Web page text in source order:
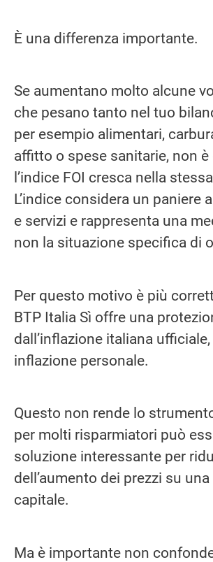
È una differenza importante.
Se aumentano molto alcune
che pesano tanto nel tuo
per esempio alimentari,
affitto o spese sanitarie, non
l’indice FOI cresca nella
L’indice considera un paniere
e servizi e rappresenta una
non la situazione specifica di
Per questo motivo è più
BTP Italia Sì offre una
dall’inflazione italiana
inflazione personale.
Questo non rende lo
per molti risparmiatori può
soluzione interessante per
dell’aumento dei prezzi su una
capitale.
Ma è importante non